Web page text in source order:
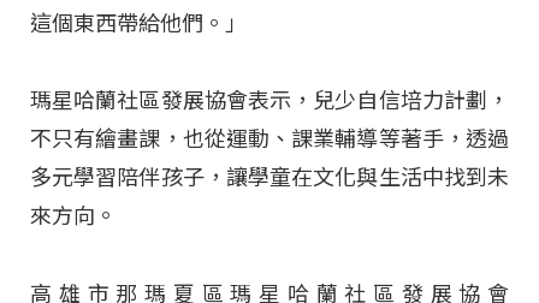
這個東西帶給他們。」​
瑪星哈蘭社區發展協會表示，兒少自信培力計劃，
不只有繪畫課，也從運動、課業輔導等著手，透過
多元學習陪伴孩子，讓學童在文化與生活中找到未
來方向。​
高雄市那瑪夏區瑪星哈蘭社區發展協會